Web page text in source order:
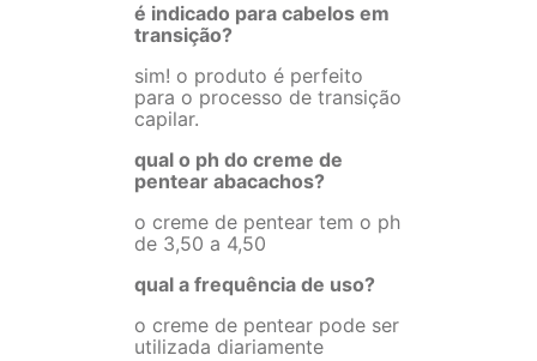
é indicado para cabelos em
transição?
sim! o produto é perfeito
para o processo de transição
capilar.
qual o ph do creme de
pentear abacachos?
o creme de pentear tem o ph
de 3,50 a 4,50
qual a frequência de uso?
o creme de pentear pode ser
utilizada diariamente